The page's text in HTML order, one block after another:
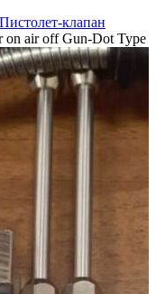
Пистолет-клапан
on air off Gun-Dot Type